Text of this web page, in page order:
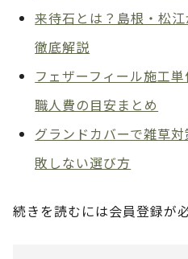
来待石とは？島根・松
徹底解説
フェザーフィール施工
職人費の目安まとめ
グランドカバーで雑草
敗しない選び方
続きを読むには会員登録が必